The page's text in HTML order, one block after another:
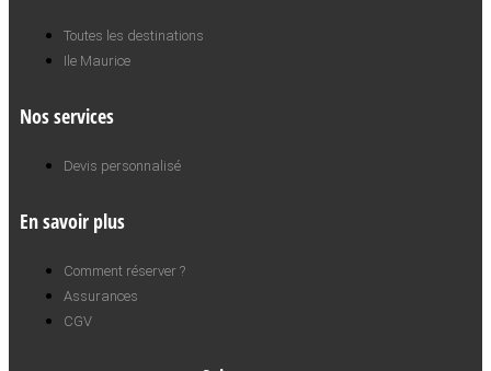
Toutes les destinations
Ile Maurice
Nos services
Devis personnalisé
En savoir plus
Comment réserver ?
Assurances
CGV